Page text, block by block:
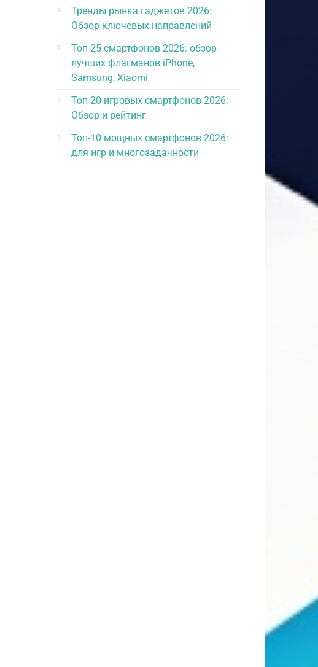
Тренды рынка гаджетов 2026:
Обзор ключевых направлений
Топ-25 смартфонов 2026: обзор
лучших флагманов iPhone,
Samsung, Xiaomi
Топ-20 игровых смартфонов 2026:
Обзор и рейтинг
Топ-10 мощных смартфонов 2026:
для игр и многозадачности